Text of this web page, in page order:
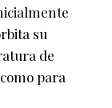
su
de
para